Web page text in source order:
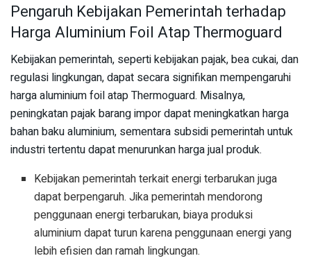
Pengaruh Kebijakan Pemerintah terhadap
Harga Aluminium Foil Atap Thermoguard
Kebijakan pemerintah, seperti kebijakan pajak, bea cukai, dan
regulasi lingkungan, dapat secara signifikan mempengaruhi
harga aluminium foil atap Thermoguard. Misalnya,
peningkatan pajak barang impor dapat meningkatkan harga
bahan baku aluminium, sementara subsidi pemerintah untuk
industri tertentu dapat menurunkan harga jual produk.
Kebijakan pemerintah terkait energi terbarukan juga
dapat berpengaruh. Jika pemerintah mendorong
penggunaan energi terbarukan, biaya produksi
aluminium dapat turun karena penggunaan energi yang
lebih efisien dan ramah lingkungan.